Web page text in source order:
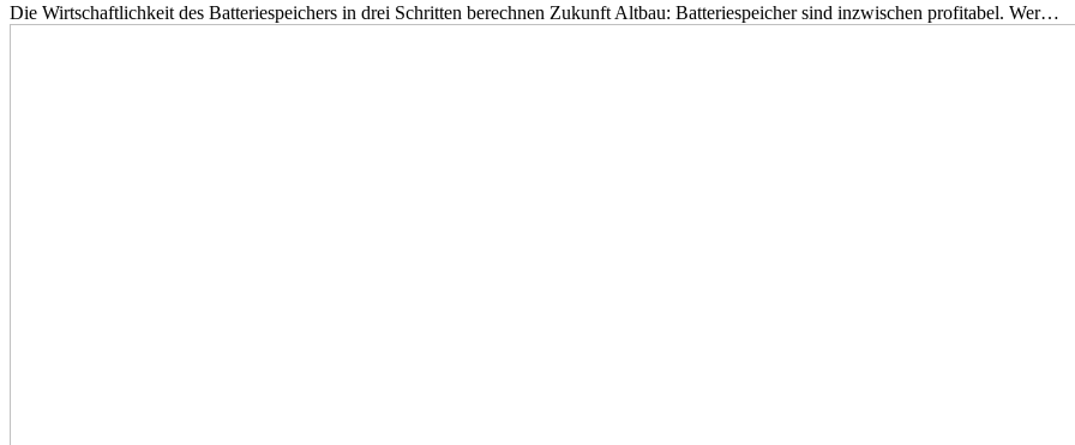
Die Wirtschaftlichkeit des Batteriespeichers in drei Schritten berechnen Zukunft Altbau: Batteriespeicher sind inzwischen profitabel. Wer…